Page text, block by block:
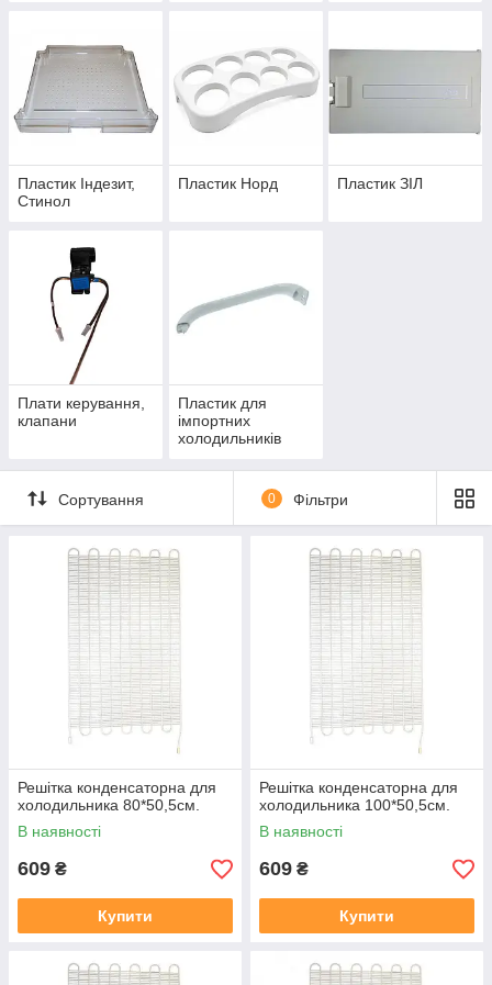
Усі комплектуючі для холодильників відрізняються сумісністю
з популярними моделями техніки, надійністю та тривалим
терміном експлуатації.
Пластик Індезит,
Стинол
Пластик Норд Пластик ЗІЛ
Плати керування,
клапани
Пластик для
імпортних
холодильників
Сортування 0 Фільтри
Решітка конденсаторна для
холодильника 80*50,5см.
В наявності
609 ₴
Купити
Решітка конденсаторна для
холодильника 100*50,5см.
В наявності
609 ₴
Купити